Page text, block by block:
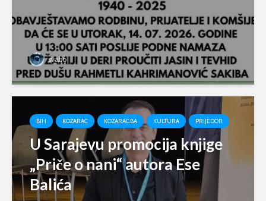
svabo
BIH KOZARAC KOZARAC.BA KULTURA PRIJEDOR
U Sarajevu promocija knjige
„Priče o nani“ autora Ese
Balića